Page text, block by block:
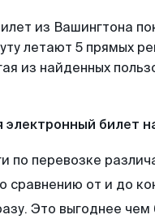
из Вашингтона
летают 5 прямых
из найденных
электронный билет
по перевозке
от и до
Это выгоднее